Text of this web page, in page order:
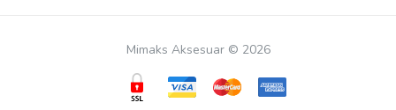
Mimaks Aksesuar © 2026